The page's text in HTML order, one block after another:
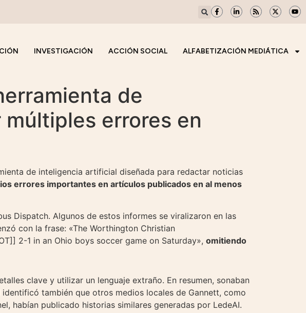
INVESTIGACIÓN ACCIÓN SOCIAL ALFABETIZACIÓN MEDIÁTICA
de
errores en
de inteligencia artificial diseñada para redactar noticias
errores importantes en artículos publicados en al menos
Dispatch. Algunos de estos informes se viralizaron en las
con la frase: «The Worthington Christian
2-1 in an Ohio boys soccer game on Saturday», omitiendo
clave y utilizar un lenguaje extraño. En resumen, sonaban
también que otros medios locales de Gannett, como
habían publicado historias similares generadas por LedeAI.